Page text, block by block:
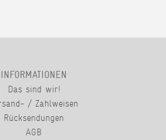
INFORMATIONEN
Das sind wir!
/ Zahlweisen
Rücksendungen
AGB